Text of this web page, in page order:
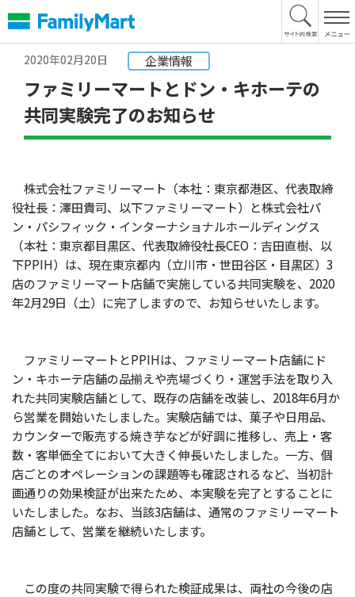
文
へ
2020年02月20日
企業情報
ファミリーマートとドン・キホーテの
共同実験完了のお知らせ
株式会社ファミリーマート（本社：東京都港区、代表取締
役社長：澤田貴司、以下ファミリーマート）と株式会社パ
ン・パシフィック・インターナショナルホールディングス
（本社：東京都目黒区、代表取締役社長CEO：吉田直樹、以
下PPIH）は、現在東京都内（立川市・世田谷区・目黒区）3
店のファミリーマート店舗で実施している共同実験を、2020
年2月29日（土）に完了しますので、お知らせいたします。
ファミリーマートとPPIHは、ファミリーマート店舗にド
ン・キホーテ店舗の品揃えや売場づくり・運営手法を取り入
れた共同実験店舗として、既存の店舗を改装し、2018年6月か
ら営業を開始いたしました。実験店舗では、菓子や日用品、
カウンターで販売する焼き芋などが好調に推移し、売上・客
数・客単価全てにおいて大きく伸長いたしました。一方、個
店ごとのオペレーションの課題等も確認されるなど、当初計
画通りの効果検証が出来たため、本実験を完了とすることに
いたしました。なお、当該3店舗は、通常のファミリーマート
店舗として、営業を継続いたします。
この度の共同実験で得られた検証成果は、両社の今後の店